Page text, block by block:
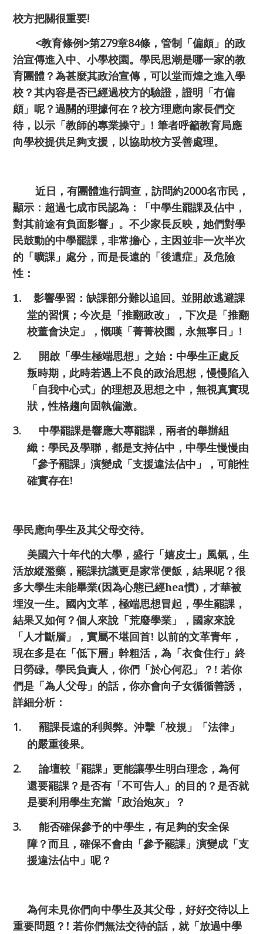
校方把關很重要!
<教育條例>第279章84條，管制 「偏頗」的政
治宣傳進入中、小學校園。學民思潮是哪一家的教
育團體？為甚麼其政治宣傳，可以堂而煌之進入學
校？其內容是否已經過校方的驗證，證明「冇偏
頗」呢？過關的理據何在？校方理應向家長們交
待，以示「教師的專業操守」 !筆者呼籲教育局應
向學校提供足夠支援，以協助校方妥善處理。
近日，有團體進行調查，訪問約2000名市民，
顯示：超過七成市民認為：「中學生罷課及佔中，
對其前途有負面影響」。不少家長反映，她們對學
民鼓動的中學罷課，非常擔心，主因並非一次半次
的 「曠課」處分，而是長遠的「後遺症」及危險
性：
1.
影響學習：缺課部分難以追回。並開啟逃避課
堂的習慣；今次是「推翻政改」，下次是「推翻
校董會決定」，慨嘆「菁菁校園，永無寧日」 !
2.
開啟「學生極端思想」之始：中學生正處反
叛時期，此時若遇上不良的政治思想，慢慢陷入
「自我中心式」的理想及思想之中，無視真實現
狀，性格趨向固執偏激。
3.
中學罷課是響應大專罷課，兩者的舉辦組
織：學民及學聯，都是支持佔中，中學生慢慢由
「參予罷課」演變成「支援違法佔中」，可能性
確實存在!
學民應向學生及其父母交待。
美國六十年代的大學，盛行「嬉皮士」風氣，生
活放縱濫藥，罷課抗議更是家常便飯，結果呢？很
多大學生未能畢業(因為心態已經hea慣) ，才華被
埋沒一生。國內文革，極端思想冒起，學生罷課，
結果又如何？個人來說「荒廢學業」，國家來說
「人才斷層」，實屬不堪回首! 以前的文革青年，
現在多是在「低下層」幹粗活，為「衣食住行」終
日勞碌。學民負責人，你們「於心何忍」？ !若你
們是「為人父母」的話，你亦會向子女循循善誘，
詳細分析：
1.
罷課長遠的利與弊。沖擊「校規」「法律」
的嚴重後果。
2.
論壇較「罷課」更能讓學生明白理念，為何
還要罷課？是否有「不可告人」的目的？是否就
是要利用學生充當「政治炮灰」？
3.
能否確保參予的中學生，有足夠的安全保
障？而且，確保不會由「參予罷課」演變成「支
援違法佔中」呢？
為何未見你們向中學生及其父母，好好交待以上
重要問題？ !若你們無法交待的話，就「放過中學